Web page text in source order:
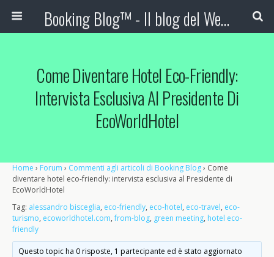
Booking Blog™ - Il blog del Web Marketing Turistico
Come Diventare Hotel Eco-Friendly:
Intervista Esclusiva Al Presidente Di
EcoWorldHotel
Home › Forum › Commenti agli articoli di Booking Blog› Come
diventare hotel eco-friendly: intervista esclusiva al Presidente di
EcoWorldHotel
Tag: alessandro bisceglia, eco-friendly, eco-hotel, eco-travel, eco-
turismo, ecoworldhotel.com,from-blog, green meeting, hotel eco-
friendly
Questo topic ha 0 risposte, 1 partecipante ed è stato aggiornato